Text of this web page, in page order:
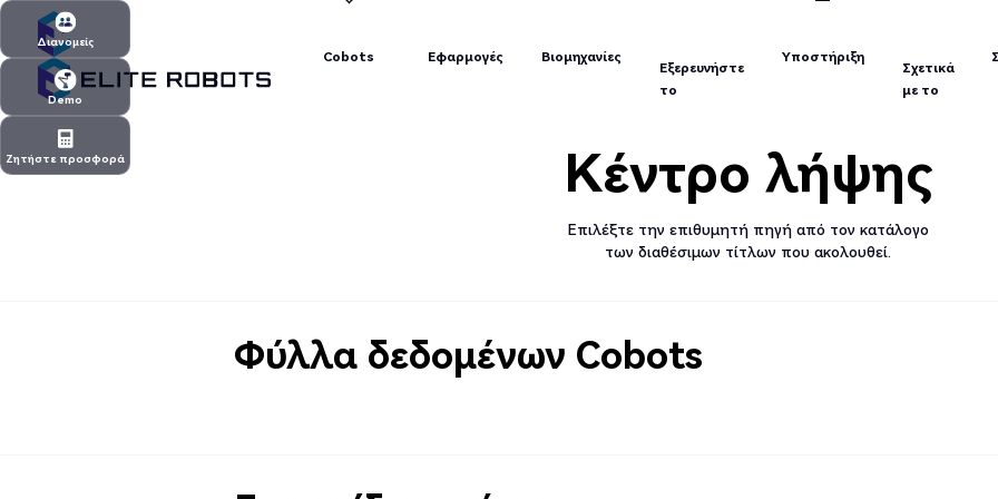
Διανομείς
Διανομείς
Demo
Demo
Ζητήστε προσφορά
Cobots
Εφαρμογές
Βιομηχανίες
Εξερευνήστε
το
Υποστήριξη
Σχετικά
με το
Κέντρο λήψης
Επιλέξτε την επιθυμητή πηγή από τον κατάλογο
των διαθέσιμων τίτλων που ακολουθεί.
Φύλλα δεδομένων Cobots